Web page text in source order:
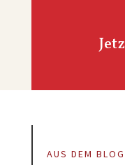
AUS DEM BLOG